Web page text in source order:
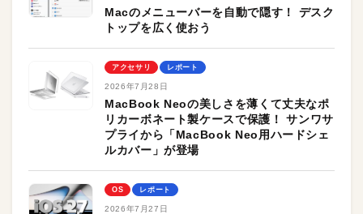
Macのメニューバーを自動で隠す！ デスク
トップを広く使おう
アクセサリ レポート
2026年7月28日
MacBook Neoの美しさを薄くて丈夫なポ
リカーボネート製ケースで保護！ サンワサ
プライから「MacBook Neo用ハードシェ
ルカバー」が登場
OS レポート
2026年7月27日